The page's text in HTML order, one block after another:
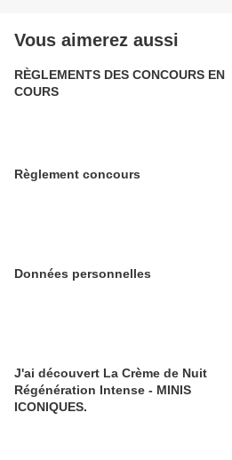
Vous aimerez aussi
RÈGLEMENTS DES CONCOURS EN
COURS
Règlement concours
Données personnelles
J'ai découvert La Crème de Nuit
Régénération Intense - MINIS
ICONIQUES.